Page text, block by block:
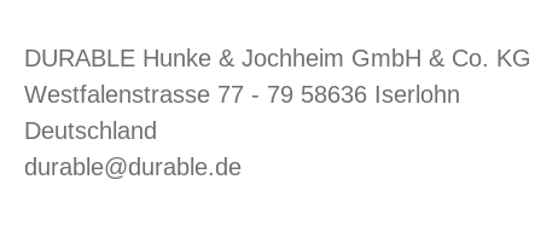
DURABLE Hunke & Jochheim GmbH & Co. KG
Westfalenstrasse 77 - 79 58636 Iserlohn
Deutschland
durable@durable.de